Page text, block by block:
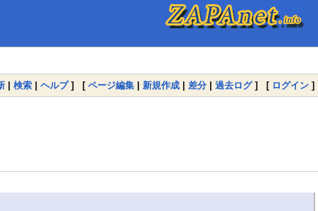
| 検索 | ヘルプ] [ ページ編集 | 新規作成 | 差分 | 過去ログ] [ ログイン ]